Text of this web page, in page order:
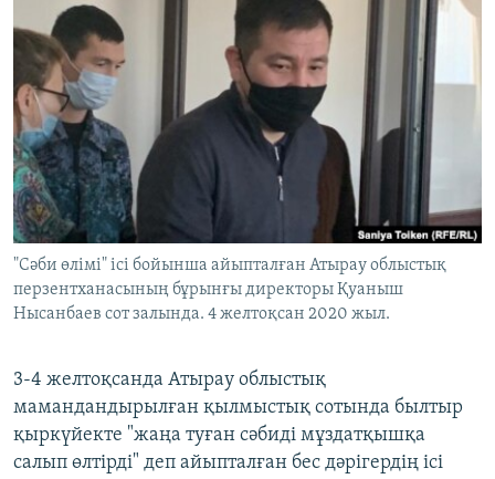
Русский
ЖАЗЫЛЫҢЫЗ
Басқа тілдерде
"Cәби өлімі" ісі бойынша айыпталған Атырау облыстық
перзентханасының бұрынғы директоры Қуаныш
Нысанбаев сот залында. 4 желтоқсан 2020 жыл.
3-4 желтоқсанда Атырау облыстық
мамандандырылған қылмыстық сотында былтыр
қыркүйекте "жаңа туған сәбиді мұздатқышқа
салып өлтірді" деп айыпталған бес дәрігердің ісі